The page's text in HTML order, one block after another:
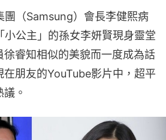
團（Samsung）會長李健熙病
小公主」的孫女李妍賢現身靈堂
徐睿知相似的美貌而一度成為話
朋友的YouTube影片中，超平
。